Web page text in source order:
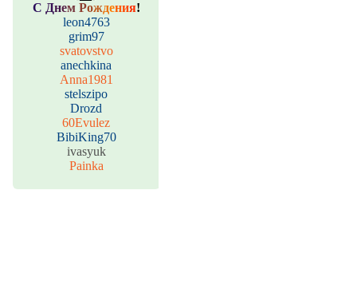
С Днем Рождения!
leon4763
grim97
svatovstvo
anechkina
Anna1981
stelszipo
Drozd
60Evulez
BibiKing70
ivasyuk
Painka